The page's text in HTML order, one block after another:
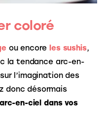
coloré
ou encore les sushis,
la tendance arc-en-
l’imagination des
donc désormais
en-ciel dans vos